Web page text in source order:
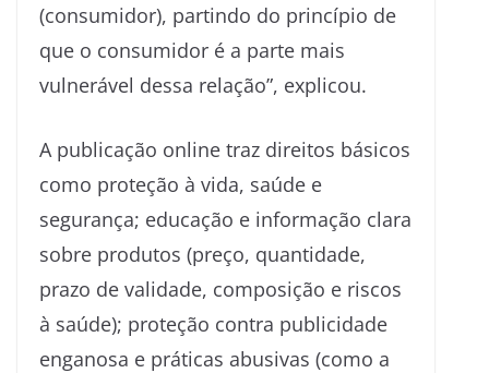
(consumidor), partindo do princípio de
que o consumidor é a parte mais
vulnerável dessa relação”, explicou.
A publicação online traz direitos básicos
como proteção à vida, saúde e
segurança; educação e informação clara
sobre produtos (preço, quantidade,
prazo de validade, composição e riscos
à saúde); proteção contra publicidade
enganosa e práticas abusivas (como a